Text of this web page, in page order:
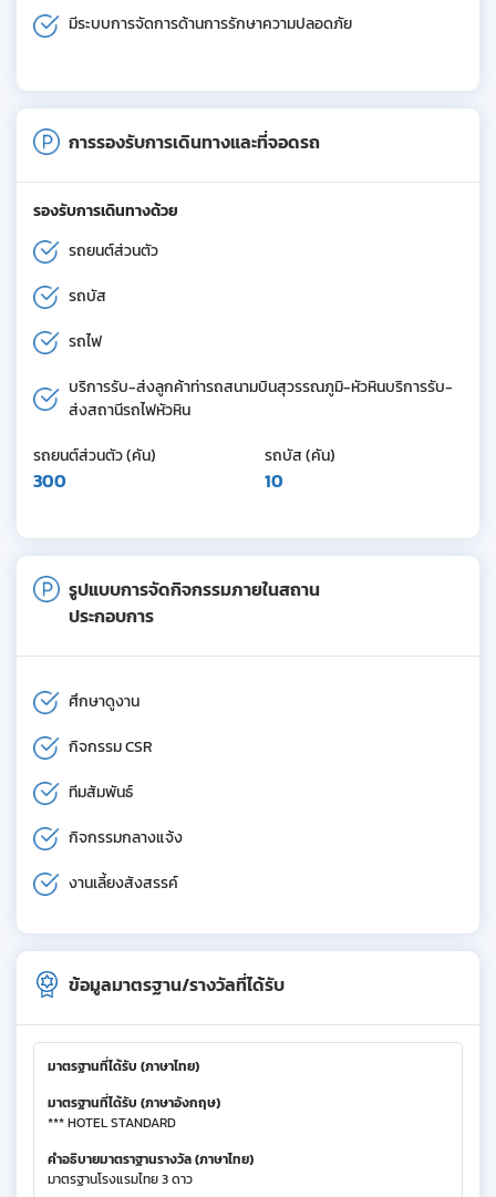
มีระบบการจัดการด้านการรักษาความปลอดภัย
การรองรับการเดินทางและที่จอดรถ
รองรับการเดินทางด้วย
รถยนต์ส่วนตัว
รถบัส
รถไฟ
บริการรับ-ส่งลูกค้าท่ารถสนามบินสุวรรณภูมิ-หัวหินบริการรับ-
ส่งสถานีรถไฟหัวหิน
รถยนต์ส่วนตัว (คัน)
300
รถบัส (คัน)
10
รูปแบบการจัดกิจกรรมภายในสถาน
ประกอบการ
ศึกษาดูงาน
กิจกรรม CSR
ทีมสัมพันธ์
กิจกรรมกลางแจ้ง
งานเลี้ยงสังสรรค์
ข้อมูลมาตรฐาน/รางวัลที่ได้รับ
มาตรฐานที่ได้รับ (ภาษาไทย)
มาตรฐานที่ได้รับ (ภาษาอังกฤษ)
*** HOTEL STANDARD
คำอธิบายมาตราฐานรางวัล (ภาษาไทย)
มาตรฐานโรงแรมไทย 3 ดาว